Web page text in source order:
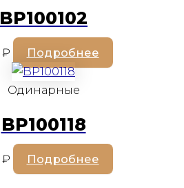
BP100102
₽ Подробнее
Одинарные
BP100118
₽ Подробнее